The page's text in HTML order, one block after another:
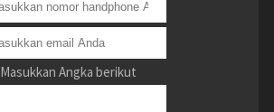
Masukkan Angka berikut